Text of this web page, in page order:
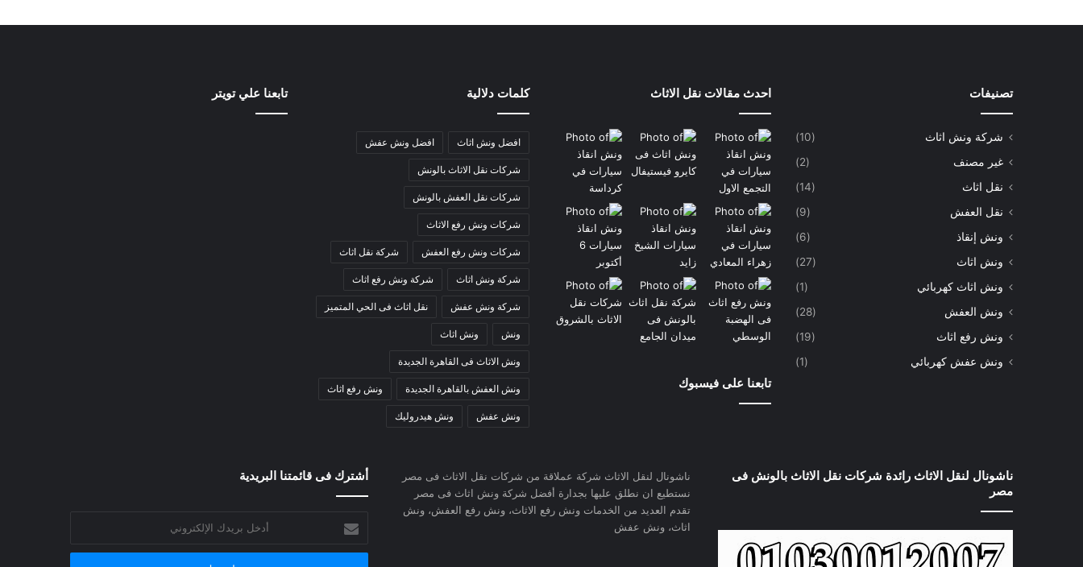
تصنيفات
شركة ونش اثاث
(10)
غير مصنف
(2)
نقل اثاث
(14)
نقل العفش
(9)
ونش إنقاذ
(6)
ونش اثاث
(27)
ونش اثاث كهربائي
(1)
ونش العفش
(28)
ونش رفع اثاث
(19)
ونش عفش كهربائي
(1)
احدث مقالات نقل الاثاث
تابعنا على فيسبوك
كلمات دلالية
افضل ونش اثاث افضل ونش عفش
شركات نقل الاثاث بالونش
شركات نقل العفش بالونش
شركات ونش رفع الاثاث
شركات ونش رفع العفش شركة نقل اثاث
شركة ونش اثاث شركة ونش رفع اثاث
شركة ونش عفش نقل اثاث فى الحي المتميز
ونش ونش اثاث
ونش الاثاث فى القاهرة الجديدة
ونش العفش بالقاهرة الجديدة ونش رفع اثاث
ونش عفش ونش هيدروليك
تابعنا علي تويتر
ناشونال لنقل الاثاث رائدة شركات نقل الاثاث بالونش فى
مصر
ناشونال لنقل الاثاث شركة عملاقة من شركات نقل الاثاث فى مصر
نستطيع ان نطلق عليها بجدارة أفضل شركة ونش اثاث فى مصر
تقدم العديد من الخدمات ونش رفع الاثاث، ونش رفع العفش، ونش
اثاث، ونش عفش
أشترك فى قائمتنا البريدية
بريدك
الإلكتروني